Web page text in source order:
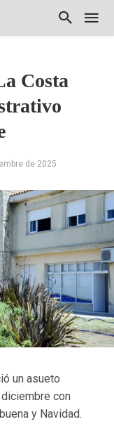
Costa
de 2025
un asueto
con
y Navidad.